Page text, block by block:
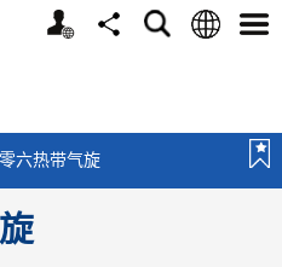
个
分
搜
语
选
六热带气旋